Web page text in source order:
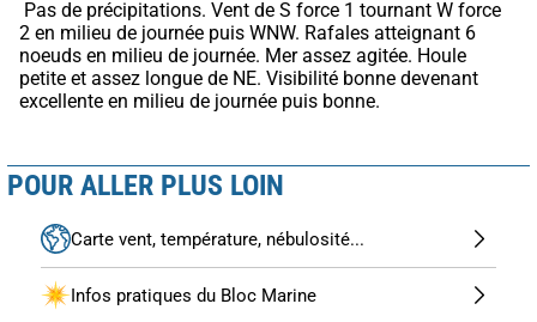
2 en milieu de journée puis WNW. Rafales atteignant 6
noeuds en milieu de journée. Mer assez agitée. Houle
petite et assez longue de NE. Visibilité bonne devenant
excellente en milieu de journée puis bonne.
POUR ALLER PLUS LOIN
Carte vent, température, nébulosité...
Infos pratiques du Bloc Marine